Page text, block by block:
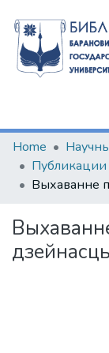
Communities &
All of DSpace
Home
дзейнасць